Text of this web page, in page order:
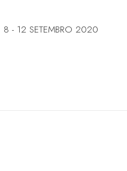
8 - 12 SETEMBRO 2020